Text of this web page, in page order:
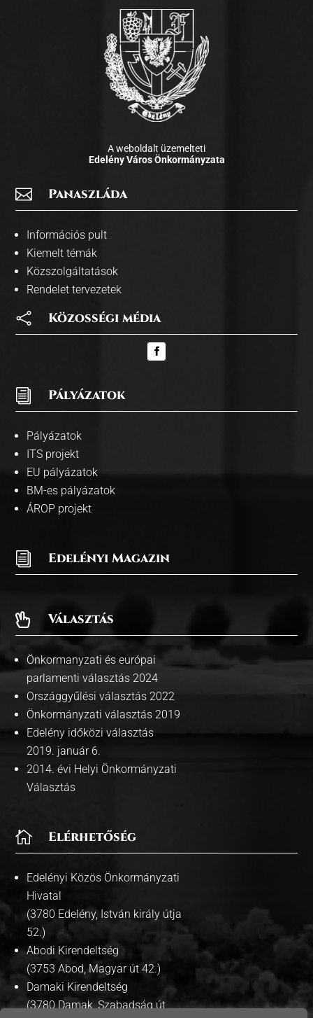
A weboldalt üzemelteti
Edelény Város Önkormányzata
 Panaszláda
Információs pult
Kiemelt témák
Közszolgáltatások
Rendelet tervezetek
 Közosségi média
i Pályázatok
Pályázatok
ITS projekt
EU pályázatok
BM-es pályázatok
ÁROP projekt
i Edelényi Magazin
 Választás
Önkormanyzati és európai
parlamenti választás 2024
Országgyűlési választás 2022
Önkormányzati választás 2019
Edelény időközi választás
2019. január 6.
2014. évi Helyi Önkormányzati
Választás
 Elérhetőség
Edelényi Közös Önkormányzati
Hivatal
(3780 Edelény, István király útja
52.)
Abodi Kirendeltség
(3753 Abod, Magyar út 42.)
Damaki Kirendeltség
(3780 Damak, Szabadság út